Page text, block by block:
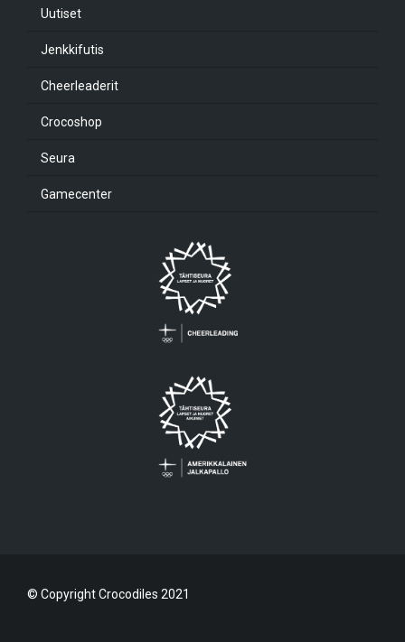
Uutiset
Jenkkifutis
Cheerleaderit
Crocoshop
Seura
Gamecenter
© Copyright Crocodiles 2021